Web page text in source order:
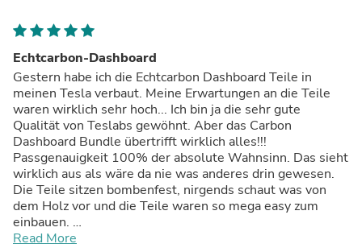
Echtcarbon-Dashboard
Gestern habe ich die Echtcarbon Dashboard Teile in
meinen Tesla verbaut. Meine Erwartungen an die Teile
waren wirklich sehr hoch... Ich bin ja die sehr gute
Qualität von Teslabs gewöhnt. Aber das Carbon
Dashboard Bundle übertrifft wirklich alles!!!
Passgenauigkeit 100% der absolute Wahnsinn. Das sieht
wirklich aus als wäre da nie was anderes drin gewesen.
Die Teile sitzen bombenfest, nirgends schaut was von
dem Holz vor und die Teile waren so mega easy zum
einbauen.
Von der Optik her ist das eine riesen Aufwertung für
Read More